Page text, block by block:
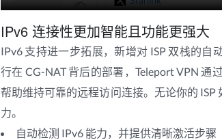
IPv6 连接性更加智能且功能更强大
IPv6 支持进一步拓展，新增对 ISP 双栈的自
行在 CG-NAT 背后的部署，Teleport VPN 通
帮助维持可靠的远程访问连接。无论你的
力。
自动检测 IPv6 能力，并提供清晰激活步骤